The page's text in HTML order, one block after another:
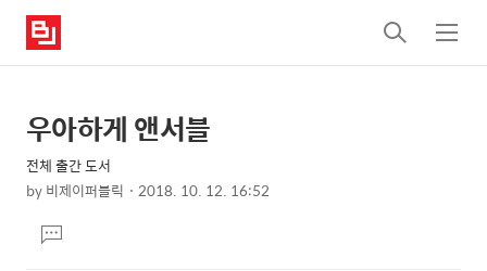
검
색
메
뉴
상
세
컨
텐
츠
본
문
제
목
우아하게 앤서블
전체 출간 도서
by비제이퍼블릭 2018. 10. 12. 16:52
문댓
글